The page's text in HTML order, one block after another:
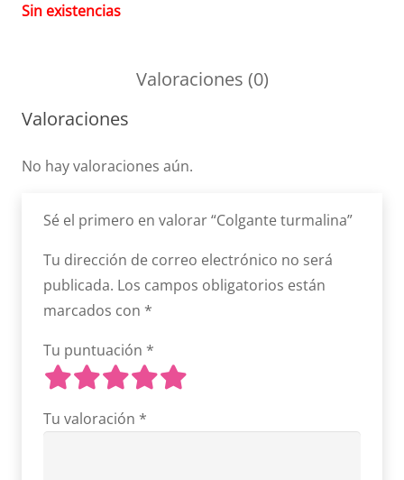
Sin existencias
Valoraciones (0)
Valoraciones
No hay valoraciones aún.
Sé el primero en valorar “Colgante turmalina”
Tu dirección de correo electrónico no será
publicada. Los campos obligatorios están
marcados con *
Tu puntuación *
Tu valoración *